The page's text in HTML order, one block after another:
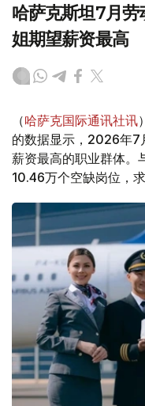
哈萨克斯坦7月劳
姐期望薪资最高
（哈萨克国际通讯社讯
的数据显示，2026年7
薪资最高的职业群体。
10.46万个空缺岗位，